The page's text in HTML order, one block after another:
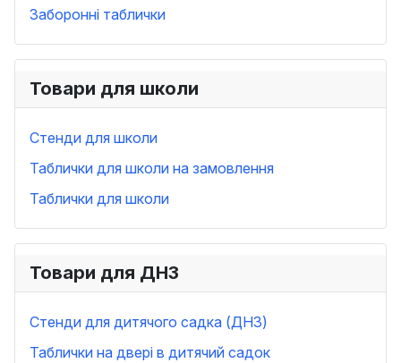
Заборонні таблички
Товари для школи
Стенди для школи
Таблички для школи на замовлення
Таблички для школи
Товари для ДНЗ
Стенди для дитячого садка (ДНЗ)
Таблички на двері в дитячий садок